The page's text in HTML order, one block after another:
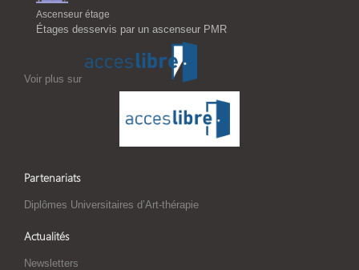
Ascenseur étage
Étages desservis par un ascenseur PMR
Voir plus sur
Partenariats
Diplômes Universitaires d’Art-thérapie
Actualités
Newsletters